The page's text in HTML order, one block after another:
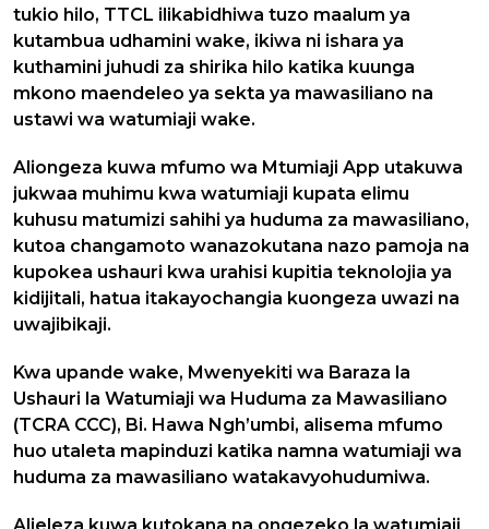
tukio hilo, TTCL ilikabidhiwa tuzo maalum ya
kutambua udhamini wake, ikiwa ni ishara ya
kuthamini juhudi za shirika hilo katika kuunga
mkono maendeleo ya sekta ya mawasiliano na
ustawi wa watumiaji wake.
Aliongeza kuwa mfumo wa Mtumiaji App utakuwa
jukwaa muhimu kwa watumiaji kupata elimu
kuhusu matumizi sahihi ya huduma za mawasiliano,
kutoa changamoto wanazokutana nazo pamoja na
kupokea ushauri kwa urahisi kupitia teknolojia ya
kidijitali, hatua itakayochangia kuongeza uwazi na
uwajibikaji.
Kwa upande wake, Mwenyekiti wa Baraza la
Ushauri la Watumiaji wa Huduma za Mawasiliano
(TCRA CCC), Bi. Hawa Ngh’umbi, alisema mfumo
huo utaleta mapinduzi katika namna watumiaji wa
huduma za mawasiliano watakavyohudumiwa.
Alieleza kuwa kutokana na ongezeko la watumiaji